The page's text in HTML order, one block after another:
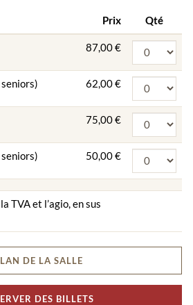
Prix Qté
87,00 €
62,00 €
75,00 €
50,00 €
TVA et l’agio, en sus
DE LA SALLE
DES BILLETS